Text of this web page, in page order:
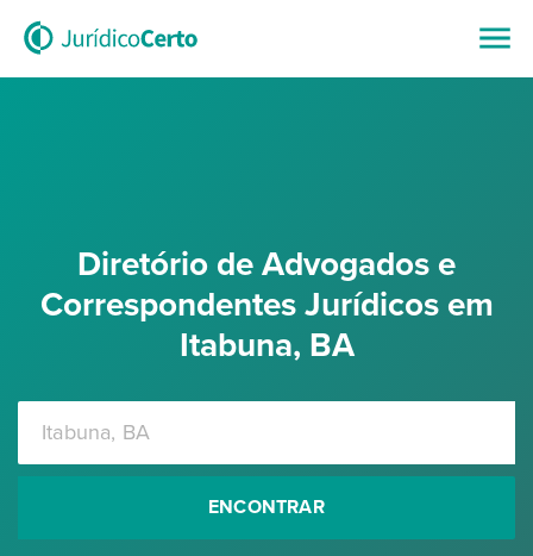
Diretório de Advogados e
Correspondentes Jurídicos em
Itabuna, BA
ENCONTRAR